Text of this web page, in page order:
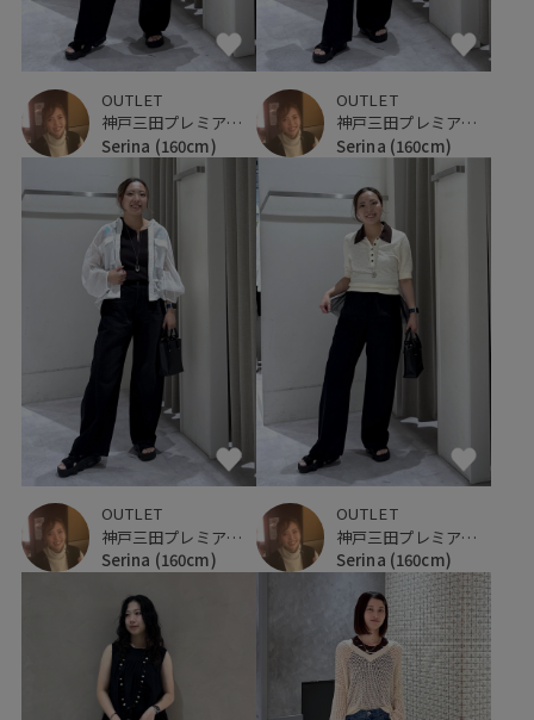
OUTLET
神戸三田プレミアム・アウトレット
Serina (160cm)
OUTLET
神戸三田プレミアム・アウトレット
Serina (160cm)
OUTLET
神戸三田プレミアム・アウトレット
Serina (160cm)
OUTLET
神戸三田プレミアム・アウトレット
Serina (160cm)